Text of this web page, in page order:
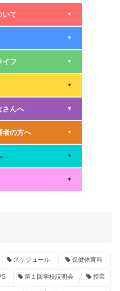
いて ▼
▼
イフ ▼
▼
さんへ ▼
者の方へ ▼
▼
▼
スケジュール 保健体育科
第１回学校説明会 授業